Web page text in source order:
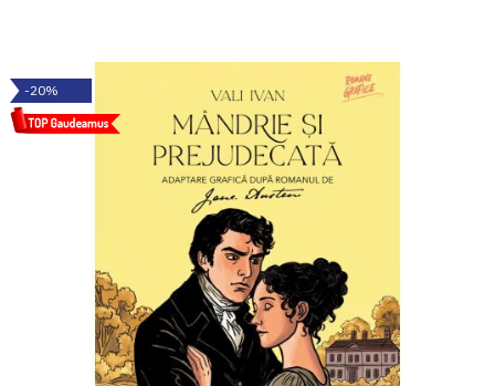
-20%